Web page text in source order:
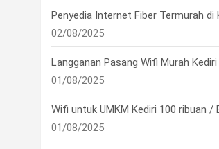
Penyedia Internet Fiber Termurah di
02/08/2025
Langganan Pasang Wifi Murah
01/08/2025
Wifi untuk UMKM Kediri 100 ribuan /
01/08/2025